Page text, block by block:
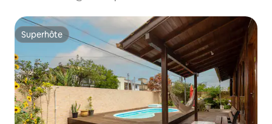
Superhôte
Superhôte